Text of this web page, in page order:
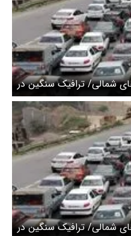
شمالی/ ترافیک سنگین در
شمالی/ ترافیک سنگین در